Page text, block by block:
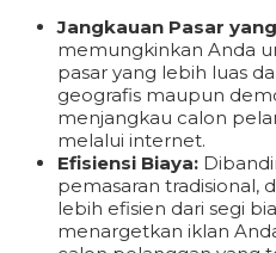
Jangkauan Pasar
memungkinkan Anda
pasar yang lebih luas
geografis maupun
menjangkau calon
melalui internet.
Efisiensi Biaya:
pemasaran tradisional,
lebih efisien dari segi
menargetkan iklan